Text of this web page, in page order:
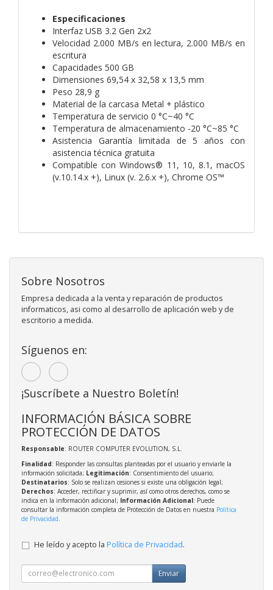
Especificaciones
Interfaz USB 3.2 Gen 2x2
Velocidad 2.000 MB/s en lectura, 2.000 MB/s en
escritura
Capacidades 500 GB
Dimensiones 69,54 x 32,58 x 13,5 mm
Peso 28,9 g
Material de la carcasa Metal + plástico
Temperatura de servicio 0 °C~40 °C
Temperatura de almacenamiento -20 °C~85 °C
Asistencia Garantía limitada de 5 años con
asistencia técnica gratuita
Compatible con Windows® 11, 10, 8.1, macOS
(v.10.14.x +), Linux (v. 2.6.x +), Chrome OS™
Sobre Nosotros
Empresa dedicada a la venta y reparación de productos
informaticos, asi como al desarrollo de aplicación web y de
escritorio a medida.
Síguenos en:
¡Suscríbete a Nuestro Boletín!
INFORMACIÓN BÁSICA SOBRE
PROTECCIÓN DE DATOS
Responsable: ROUTER COMPUTER EVOLUTION, S.L.
Finalidad: Responder las consultas planteadas por el usuario y enviarle la
información solicitada; Legitimación: Consentimiento del usuario;
Destinatarios: Solo se realizan cesiones si existe una obligación legal;
Derechos: Acceder, rectificar y suprimir, así como otros derechos, como se
indica en la información adicional; Información Adicional: Puede
consultar la información completa de Protección de Datos en nuestra Política
de Privacidad
He leído y acepto la Política de Privacidad.
Enviar